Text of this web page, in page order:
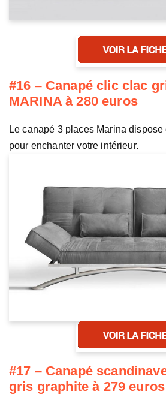
#16 – Canapé clic clac
MARINA à 280 euros
Le canapé 3 places Marina
pour enchanter votre intérieur.
#17 – Canapé
gris graphite à 279 euros